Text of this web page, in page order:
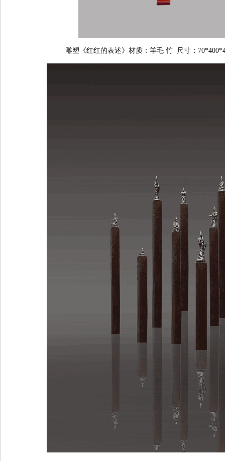
雕塑《红红的表述》材质：羊毛 竹 尺寸：